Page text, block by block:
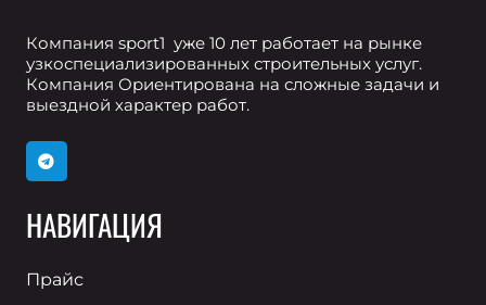
Компания sport1 уже 10 лет работает на рынке
узкоспециализированных строительных услуг.
Компания Ориентирована на сложные задачи и
выездной характер работ.
НАВИГАЦИЯ
Прайс